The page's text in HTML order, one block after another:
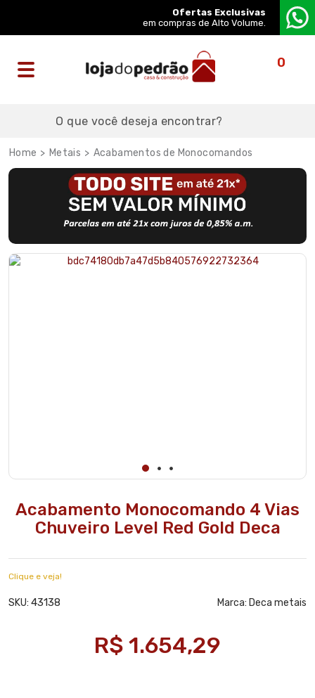
Ofertas Exclusivas
em compras de Alto Volume.
0
Metais Acabamentos de Monocomandos
Acabamento Monocomando 4 Vias
Chuveiro Level Red Gold Deca
Clique e veja!
SKU: 43138 Marca: Deca metais
R$ 1.654,29